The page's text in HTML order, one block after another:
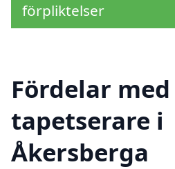
förpliktelser
Fördelar
tapetserare i
Åkersberga